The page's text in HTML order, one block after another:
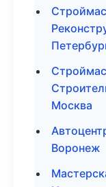
Москва
Воронеж